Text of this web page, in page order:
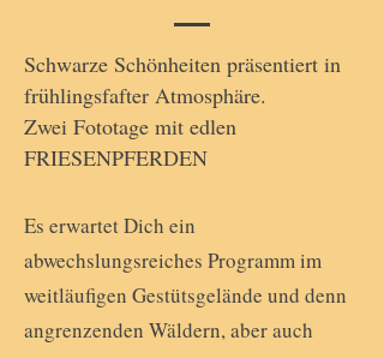
Schwarze Schönheiten präsentiert in
frühlingsfafter Atmosphäre.
Zwei Fototage mit edlen
FRIESENPFERDEN
Es erwartet Dich ein
abwechslungsreiches Programm im
weitläufigen Gestütsgelände und denn
angrenzenden Wäldern, aber auch